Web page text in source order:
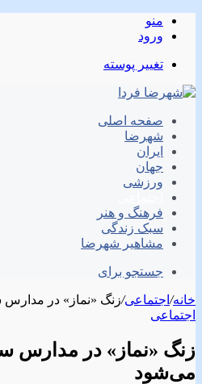
منو
ورود
تغییر پوسته
صفحه اصلی
شهرضا
ایران
جهان
ورزشی
فرهنگ و هنر
سبک زندگی
مشاهیر شهرضا
جستجو برای
خانه/ اجتماعی/زنگ «نماز» در
اجتماعی
زنگ «نماز» در مدارس
می‌شود